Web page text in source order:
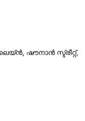
ഷൗനാൻ സ്ട്രീറ്റ്,